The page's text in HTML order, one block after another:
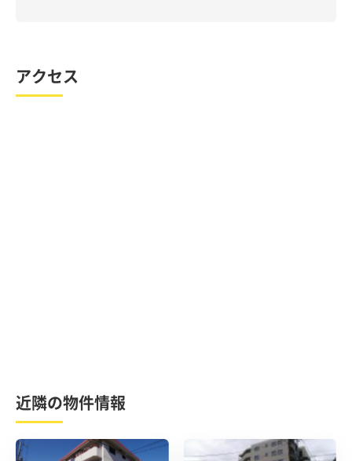
アクセス
近隣の物件情報